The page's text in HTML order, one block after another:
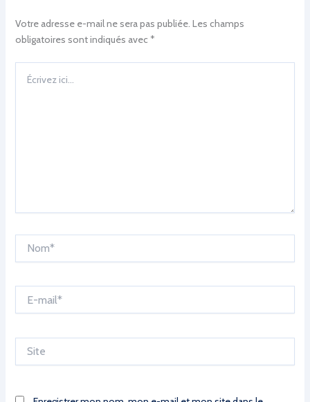
Votre adresse e-mail ne sera pas publiée. Les champs
obligatoires sont indiqués avec *
ici…
mail*